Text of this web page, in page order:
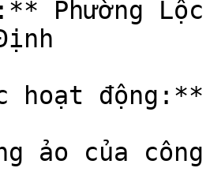
Phường
hoạt động:**
ảo của